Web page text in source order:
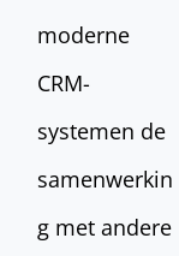
moderne
CRM-
systemen de
samenwerkin
g met andere